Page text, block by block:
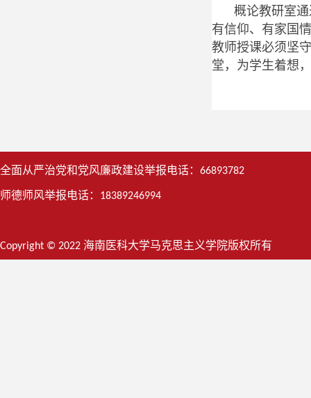
概论教研室
有信仰、有家国
教师授课必须坚
堂，为学生着想
全面从严治党和党风廉政建设举报电话：66893782
师德师风举报电话：18389246994
Copyright © 2022 海南医科大学马克思主义学院版权所有